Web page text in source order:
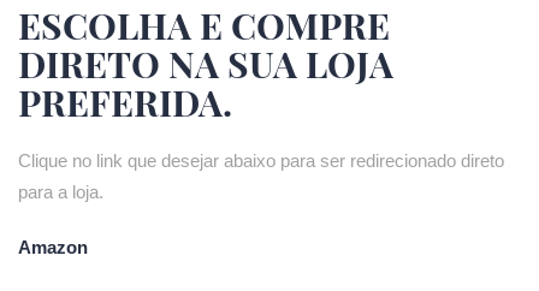
ESCOLHA E COMPRE
DIRETO NA SUA LOJA
PREFERIDA.
Clique no link que desejar abaixo para ser redirecionado direto
para a loja.
Amazon